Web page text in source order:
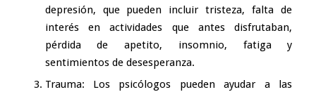
depresión, que pueden incluir tristeza, falta de
interés en actividades que antes disfrutaban,
pérdida de apetito, insomnio, fatiga y
sentimientos de desesperanza.
Trauma: Los psicólogos pueden ayudar a las